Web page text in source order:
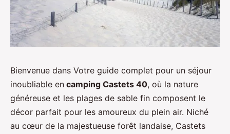
Bienvenue dans Votre guide complet pour un séjour
inoubliable en camping Castets 40, où la nature
généreuse et les plages de sable fin composent le
décor parfait pour les amoureux du plein air. Niché
au cœur de la majestueuse forêt landaise, Castets